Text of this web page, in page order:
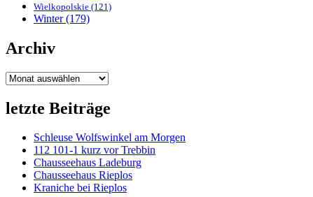
Wielkopolskie (121)
Winter(179)
Archiv
Archiv
letzte Beiträge
Schleuse Wolfswinkel am Morgen
112 101-1 kurz vor Trebbin
Chausseehaus Ladeburg
Chausseehaus Rieplos
Kraniche bei Rieplos